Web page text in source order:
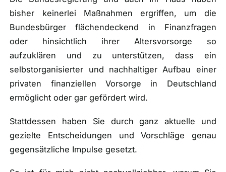
bisher keinerlei Maßnahmen ergriffen, um die
Bundesbürger flächendeckend in Finanzfragen
oder hinsichtlich ihrer Altersvorsorge so
aufzuklären und zu unterstützen, dass ein
selbstorganisierter und nachhaltiger Aufbau einer
privaten finanziellen Vorsorge in Deutschland
ermöglicht oder gar gefördert wird.
Stattdessen haben Sie durch ganz aktuelle und
gezielte Entscheidungen und Vorschläge genau
gegensätzliche Impulse gesetzt.